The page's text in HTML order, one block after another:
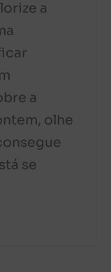
a
a
olhe
se